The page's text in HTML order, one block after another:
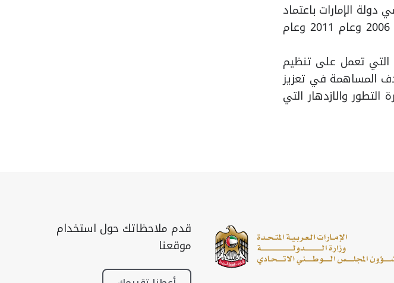
الإمارات باعتماد
نظام التصويت الإلكتروني في انتخابات المجلس الوطني الاتحادي في دورة عام 2006 وعام 2011 وعام
التي تعمل على تنظيم
المساهمة في تعزيز
والازدهار التي
قدم ملاحظاتك حول استخدام
موقعنا